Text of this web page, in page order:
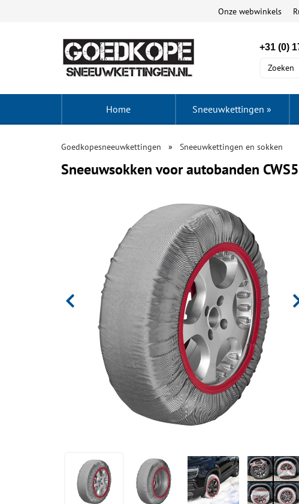
Onze webwinkels
+31 (0)
Home Sneeuwkettingen »
Goedkopesneeuwkettingen Sneeuwkettingen en sokken
Sneeuwsokken voor autobanden